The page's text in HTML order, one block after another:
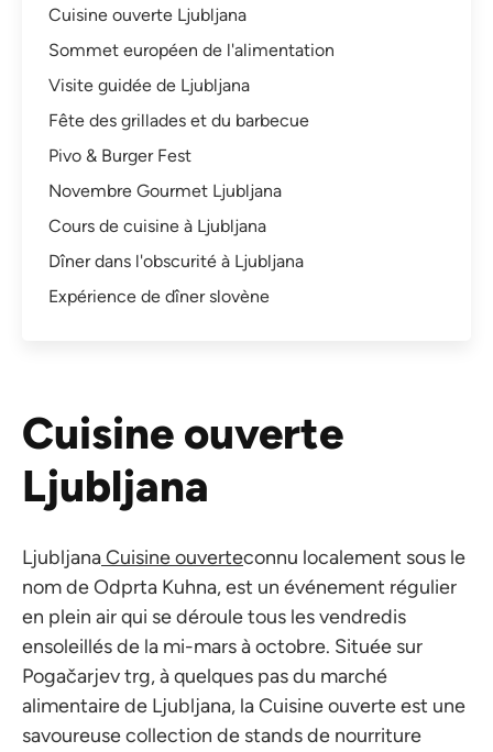
Cuisine ouverte Ljubljana
Sommet européen de l'alimentation
Visite guidée de Ljubljana
Fête des grillades et du barbecue
Pivo & Burger Fest
Novembre Gourmet Ljubljana
Cours de cuisine à Ljubljana
Dîner dans l'obscurité à Ljubljana
Expérience de dîner slovène
Cuisine ouverte
Ljubljana
LjubljanaCuisine ouverteconnu localement sous le
nom de Odprta Kuhna, est un événement régulier
en plein air qui se déroule tous les vendredis
ensoleillés de la mi-mars à octobre. Située sur
Pogačarjev trg, à quelques pas du marché
alimentaire de Ljubljana, la Cuisine ouverte est une
savoureuse collection de stands de nourriture